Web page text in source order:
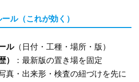
ル（これが効く）
ル（日付・工種・場所・版）
）
：最新版の置き場を固定
真・出来形・検査の紐づけを先に